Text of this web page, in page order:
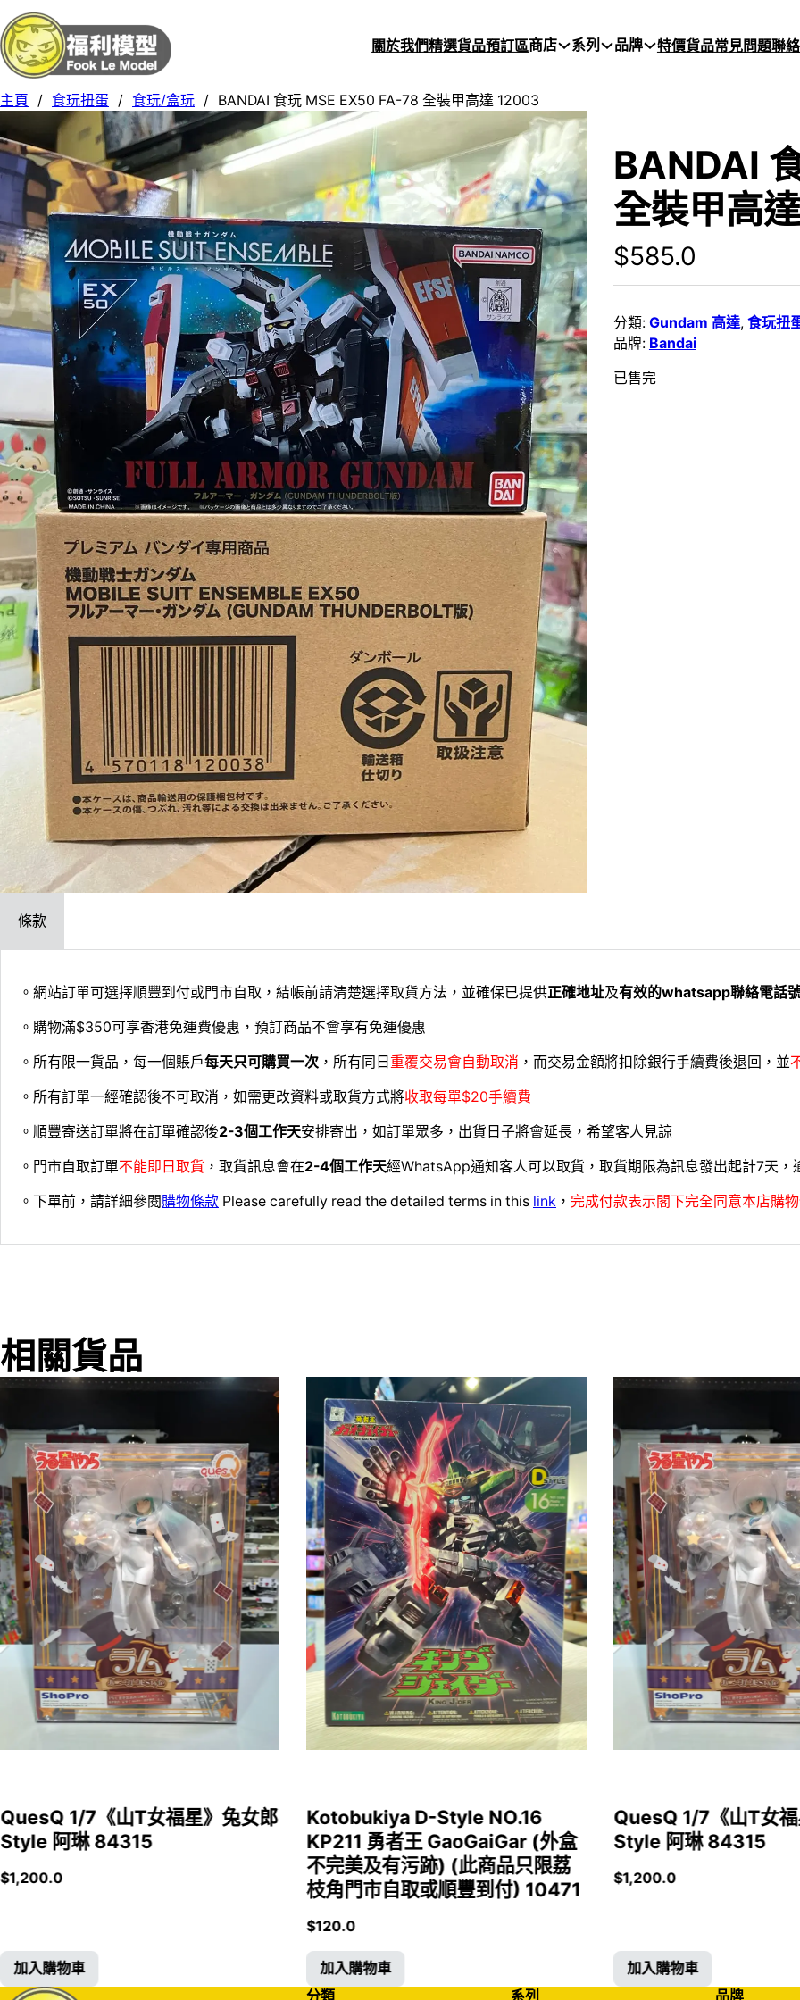
關於我們精選貨品預訂區商店 系列 品牌 特價貨品常見問題聯
主頁 / 食玩扭蛋 / 食玩/盒玩 / BANDAI 食玩 MSE EX50 FA-78 全裝甲高達 12003
BANDAI
全裝甲高
$585.0
分類: Gundam 高達, 食玩扭
品牌: Bandai
已售完
條款
。網站訂單可選擇順豐到付或門市自取，結帳前請清楚選擇取貨方法，並確保已提供正確地址及有效的whatsapp聯絡電話
。購物滿$350可享香港免運費優惠，預訂商品不會享有免運優惠
。所有限一貨品，每一個賬戶每天只可購買一次 ，所有同日 重覆交易會自動取消 ，而交易金額將扣除銀行手續費後退回，並
。所有訂單一經確認後不可取消，如需更改資料或取貨方式將收取每單$20手續費
。順豐寄送訂單將在訂單確認後2-3個工作天安排寄出，如訂單眾多，出貨日子將會延長，希望客人見諒
。門市自取訂單不能即日取貨 ，取貨訊息會在2-4個工作天經WhatsApp通知客人可以取貨，取貨期限為訊息發出起計7天，
。下單前，請詳細參閱購物條款 Please carefully read the detailed terms in this link ， 完成付款表示閣下完全同意本店購
相關貨品
QuesQ 1/7《山T女福星》兔女郎
Style 阿琳 84315
$1,200.0
加入購物車
Kotobukiya D-Style NO.16
KP211 勇者王 GaoGaiGar (外盒
不完美及有污跡) (此商品只限荔
枝角門市自取或順豐到付) 10471
$120.0
加入購物車
QuesQ 1/7《山T女
Style 阿琳 84315
$1,200.0
加入購物車
分類
系列 品牌